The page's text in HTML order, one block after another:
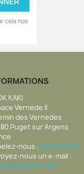
cela nos
KAKI
Vernede II
des Vernedes
Puget sur Argens
nous : 0494813159
nous un e-mail :
kaki.fr